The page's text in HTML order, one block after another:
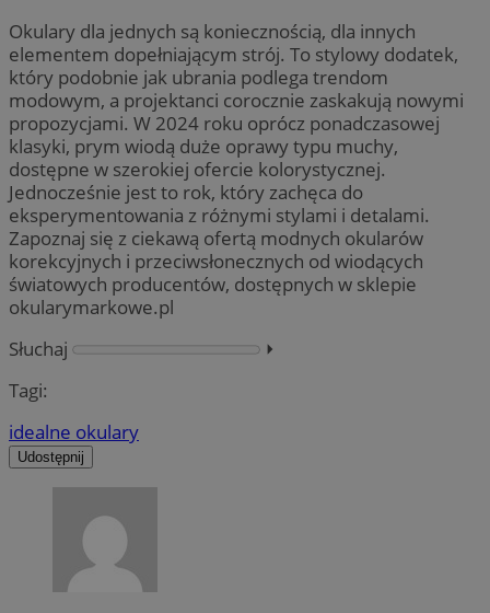
Okulary dla jednych są koniecznością, dla innych
elementem dopełniającym strój. To stylowy dodatek,
który podobnie jak ubrania podlega trendom
modowym, a projektanci corocznie zaskakują nowymi
propozycjami. W 2024 roku oprócz ponadczasowej
klasyki, prym wiodą duże oprawy typu muchy,
dostępne w szerokiej ofercie kolorystycznej.
Jednocześnie jest to rok, który zachęca do
eksperymentowania z różnymi stylami i detalami.
Zapoznaj się z ciekawą ofertą modnych okularów
korekcyjnych i przeciwsłonecznych od wiodących
światowych producentów, dostępnych w sklepie
okularymarkowe.pl
Słuchaj
⏵︎
Tagi:
idealne okulary
Udostępnij